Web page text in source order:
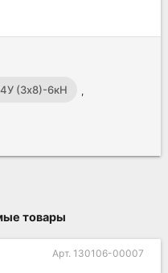
(3х8)-6кН ,
товары
Арт. 130106-00007